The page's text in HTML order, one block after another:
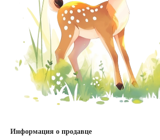
Информация о продавце